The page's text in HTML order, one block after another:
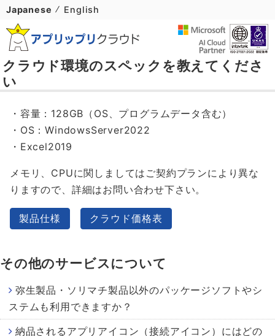
Japanese English
クラウド環境のスペックを教えてくださ
い
・容量：128GB（OS、プログラムデータ含む）
・OS：WindowsServer2022
・Excel2019
メモリ、CPUに関しましてはご契約プランにより異な
りますので、詳細はお問い合わせ下さい。
製品仕様 クラウド価格表
その他のサービスについて
弥生製品・ソリマチ製品以外のパッケージソフトやシ
ステムも利用できますか？
納品されるアプリアイコン（接続アイコン）にはどの